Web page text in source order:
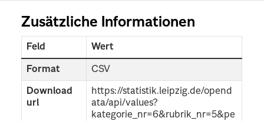
Zusätzliche Informationen
Feld Wert
Format CSV
Download
url
https://statistik.leipzig.de/opend
ata/api/values?
kategorie_nr=6&rubrik_nr=5&pe